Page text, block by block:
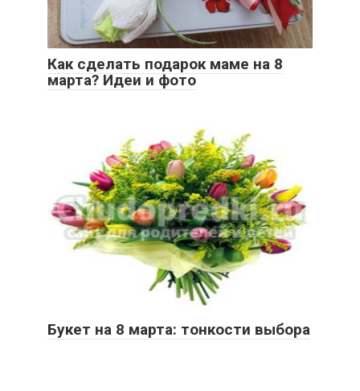
Как сделать подарок маме на 8
марта? Идеи и фото
Букет на 8 марта: тонкости выбора